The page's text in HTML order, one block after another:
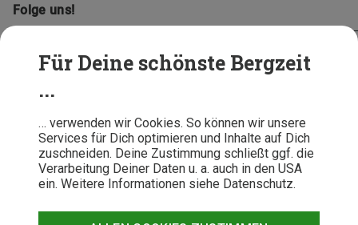
Für Deine schönste Bergzeit
...
… verwenden wir Cookies. So können wir unsere
Services für Dich optimieren und Inhalte auf Dich
zuschneiden. Deine Zustimmung schließt ggf. die
Verarbeitung Deiner Daten u. a. auch in den USA
ein. Weitere Informationen siehe Datenschutz.
Folge uns!